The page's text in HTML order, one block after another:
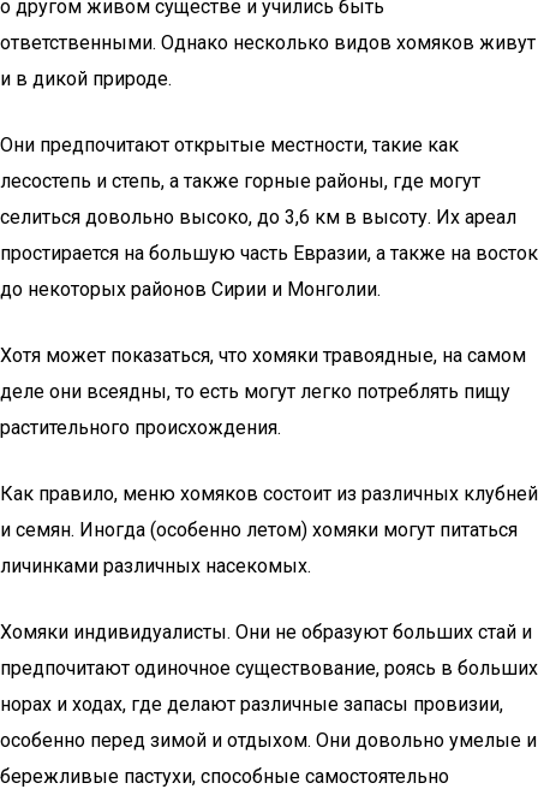
о другом живом существе и учились быть
ответственными. Однако несколько видов хомяков живут
и в дикой природе.
Они предпочитают открытые местности, такие как
лесостепь и степь, а также горные районы, где могут
селиться довольно высоко, до 3,6 км в высоту. Их ареал
простирается на большую часть Евразии, а также на восток
до некоторых районов Сирии и Монголии.
Хотя может показаться, что хомяки травоядные, на самом
деле они всеядны, то есть могут легко потреблять пищу
растительного происхождения.
Как правило, меню хомяков состоит из различных клубней
и семян. Иногда (особенно летом) хомяки могут питаться
личинками различных насекомых.
Хомяки индивидуалисты. Они не образуют больших стай и
предпочитают одиночное существование, роясь в больших
норах и ходах, где делают различные запасы провизии,
особенно перед зимой и отдыхом. Они довольно умелые и
бережливые пастухи, способные самостоятельно